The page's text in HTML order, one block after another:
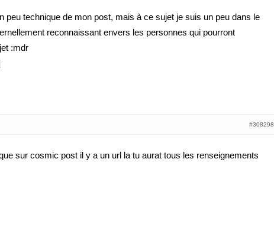
peu technique de mon post, mais à ce sujet je suis un peu dans le
reconnaissant envers les personnes qui pourront
:mdr
#308298
sur cosmic post il y a un url la tu aurat tous les renseignements